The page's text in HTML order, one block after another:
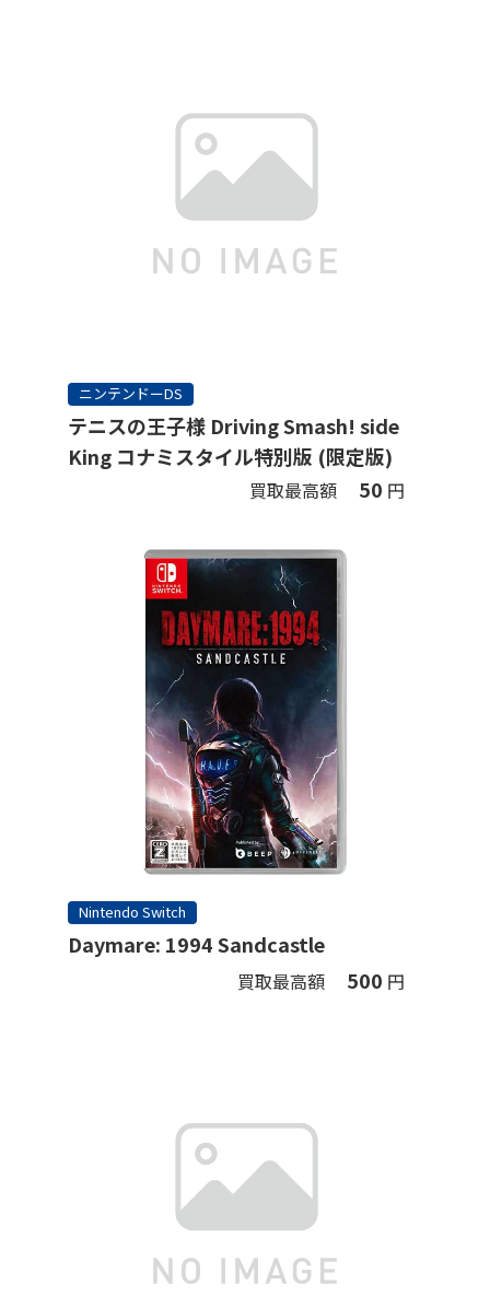
ニンテンドーDS
テニスの王子様 Driving Smash! side
King コナミスタイル特別版 (限定版)
買取最高額 50 円
Nintendo Switch
Daymare: 1994 Sandcastle
買取最高額 500 円